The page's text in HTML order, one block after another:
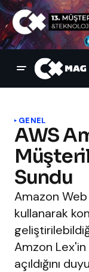
GENEL
AWS
Sundu
Amazon Web
kullanarak
Amzon
açıldığını